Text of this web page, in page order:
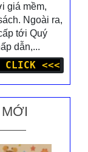
giá mềm,
Ngoài ra,
tới Quý
dẫn,...
CLICK <<<